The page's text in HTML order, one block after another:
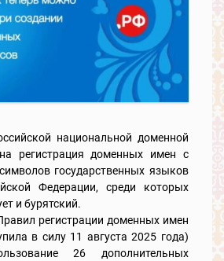
национальной доменной
регистрация доменных имен с
государственных языков
Федерации, среди которых
и бурятский.
регистрации доменных имен
в силу 11 августа 2025 года)
26 дополнительных